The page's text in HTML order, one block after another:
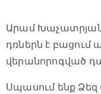
Արամ
դռներն է բացում
վերանորոգված
Սպասում ենք Ձեզ